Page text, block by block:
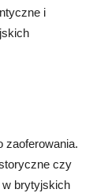
i
zaoferowania.
czy
w brytyjskich